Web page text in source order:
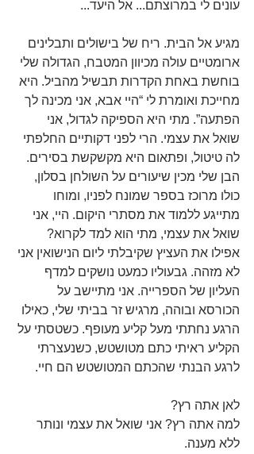
עונים לי במרוצתם... אל היעד...
מגיע אל הבית. ריח של בישולים ותבלינים
ארומטיים עולה מכיוון המטבח, הגדולה שלי
בוחשת באחת הקדרות תבשיל מהביל. היא
מחייכת ואומרת לי “היי אבא, אני מכינה לך
הפתעה”. מתי היא הספיקה לגדול, אני
שואל את עצמי. הרי לפני דקותיים החלפתי
לה טיטול, ופתאום היא מקשקשת בסירים.
הבן שלי מכין שיעורים על השולחן בסלון,
כולו מרוכז בספר שמונח לפניו, ומוחו
מתייגע ללמוד את מסתרי היקום. היי, אני
שואל את עצמי, מתי הוא למד לקרוא?
אפילו את העציץ שקיבלתי ליום הנישואין אני
לא מזהה. גבעוליו כמעט נושקים למדף
העליון של הספרייה. אני מתיישב על
הכורסא ובוהה, מרגיש זר בביתי שלי, כאילו
הרגע נחתתי מעל קליע מעופף. כשטסתי על
הקליע ראיתי כתם מטושטש, כשנעצרתי
לרגע הבנתי שהכתם המטושטש הם חיי.
לאן אתה רץ?
למה אתה רץ? אני שואל את עצמי ונותר
ללא מענה.